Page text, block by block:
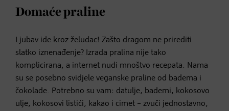
Domaće praline
Ljubav ide kroz želudac! Zašto dragom ne prirediti
slatko iznenađenje? Izrada pralina nije tako
komplicirana, a internet nudi mnoštvo recepata. Nama
su se posebno svidjele veganske praline od badema i
čokolade. Potrebno su vam: datulje, bademi, kokosovo
ulje, kokosovi listići, kakao i cimet – zvuči jednostavno,